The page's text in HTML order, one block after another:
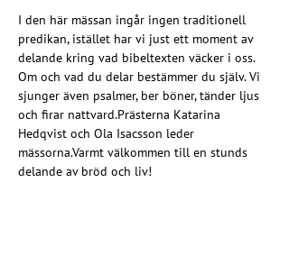
I den här mässan ingår ingen traditionell
predikan, istället har vi just ett moment av
delande kring vad bibeltexten väcker i oss.
Om och vad du delar bestämmer du själv. Vi
sjunger även psalmer, ber böner, tänder ljus
och firar nattvard.Prästerna Katarina
Hedqvist och Ola Isacsson leder
mässorna.Varmt välkommen till en stunds
delande av bröd och liv!